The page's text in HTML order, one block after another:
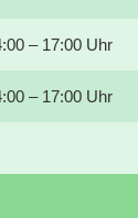
– 17:00 Uhr
– 17:00 Uhr